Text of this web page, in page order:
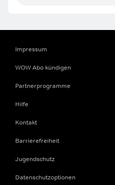
Impressum
WOW Abo kündigen
Partnerprogramme
Hilfe
Kontakt
Barrierefreiheit
Jugendschutz
Datenschutzoptionen